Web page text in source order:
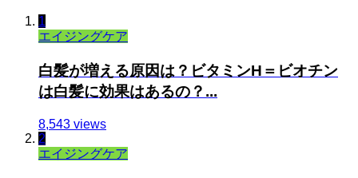
1
エイジングケア
白髪が増える原因は？ビタミンH＝ビオチン
は白髪に効果はあるの？...
8,543 views
2
エイジングケア